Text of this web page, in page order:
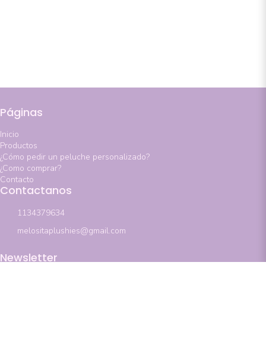
Páginas
Inicio
Productos
¿Cómo pedir un peluche personalizado?
¿Como comprar?
Contacto
Contactanos
1134379634
melositaplushies@gmail.com
Newsletter